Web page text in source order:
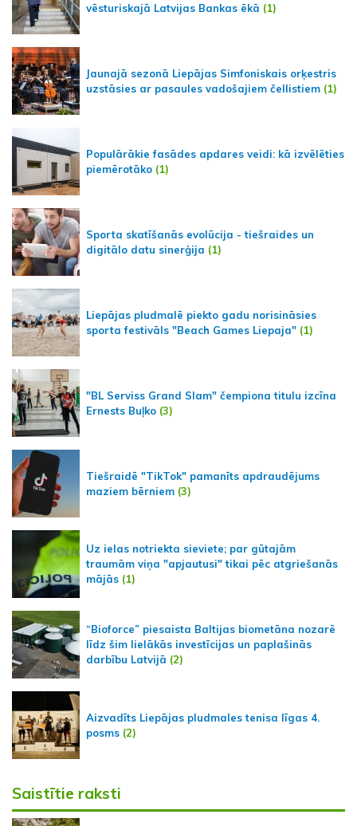
vēsturiskajā Latvijas Bankas ēkā (1)
Jaunajā sezonā Liepājas Simfoniskais orķestris
uzstāsies ar pasaules vadošajiem čellistiem (1)
Populārākie fasādes apdares veidi: kā izvēlēties
piemērotāko (1)
Sporta skatīšanās evolūcija - tiešraides un
digitālo datu sinerģija (1)
Liepājas pludmalē piekto gadu norisināsies
sporta festivāls "Beach Games Liepaja" (1)
"BL Serviss Grand Slam" čempiona titulu izcīna
Ernests Buļko (3)
Tiešraidē "TikTok" pamanīts apdraudējums
maziem bērniem (3)
Uz ielas notriekta sieviete; par gūtajām
traumām viņa "apjautusi" tikai pēc atgriešanās
mājās (1)
“Bioforce” piesaista Baltijas biometāna nozarē
līdz šim lielākās investīcijas un paplašinās
darbību Latvijā (2)
Aizvadīts Liepājas pludmales tenisa līgas 4.
posms (2)
Saistītie raksti